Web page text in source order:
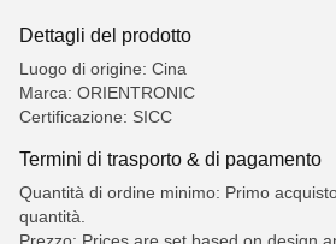
Dettagli del prodotto
Luogo di origine: Cina
Marca: ORIENTRONIC
Certificazione: SICC
Termini di trasporto & di pagamento
Quantità di ordine minimo: Primo
quantità.